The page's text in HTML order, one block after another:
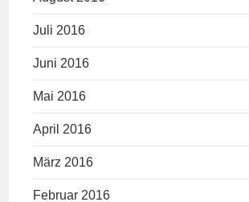
Juli 2016
Juni 2016
Mai 2016
April 2016
März 2016
Februar 2016